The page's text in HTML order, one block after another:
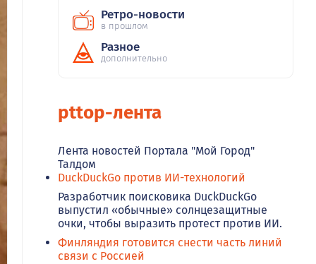
Ретро-новости
в прошлом
Разное
дополнительно
pttop-лента
Лента новостей Портала "Мой Город"
Талдом
DuckDuckGo против ИИ-технологий
Разработчик поисковика DuckDuckGo
выпустил «обычные» солнцезащитные
очки, чтобы выразить протест против ИИ.
Финляндия готовится снести часть линий
связи с Россией